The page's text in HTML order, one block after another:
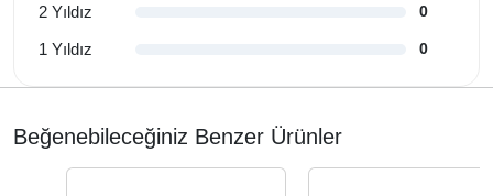
2 Yıldız 0
1 Yıldız 0
Beğenebileceğiniz Benzer Ürünler